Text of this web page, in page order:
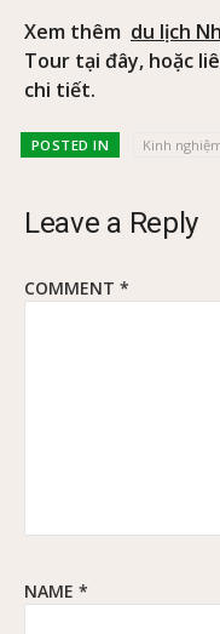
Xem thêm du lịch
Tour tại đây, hoặc
chi tiết.
POSTED IN Kinh
Leave a Reply
COMMENT *
NAME *